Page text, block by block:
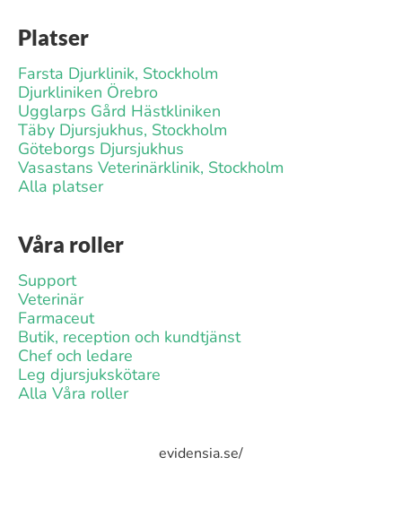
Platser
Farsta Djurklinik, Stockholm
Djurkliniken Örebro
Ugglarps Gård Hästkliniken
Täby Djursjukhus, Stockholm
Göteborgs Djursjukhus
Vasastans Veterinärklinik, Stockholm
Alla platser
Våra roller
Support
Veterinär
Farmaceut
Butik, reception och kundtjänst
Chef och ledare
Leg djursjukskötare
Alla Våra roller
evidensia.se/